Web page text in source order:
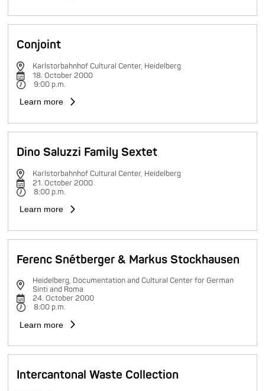
Conjoint
Karlstorbahnhof Cultural Center, Heidelberg
18. October 2000
9:00 p.m.
Learn more
Dino Saluzzi Family Sextet
Karlstorbahnhof Cultural Center, Heidelberg
21. October 2000
8:00 p.m.
Learn more
Ferenc Snétberger & Markus Stockhausen
Heidelberg, Documentation and Cultural Center for German
Sinti and Roma
24. October 2000
8:00 p.m.
Learn more
Intercantonal Waste Collection